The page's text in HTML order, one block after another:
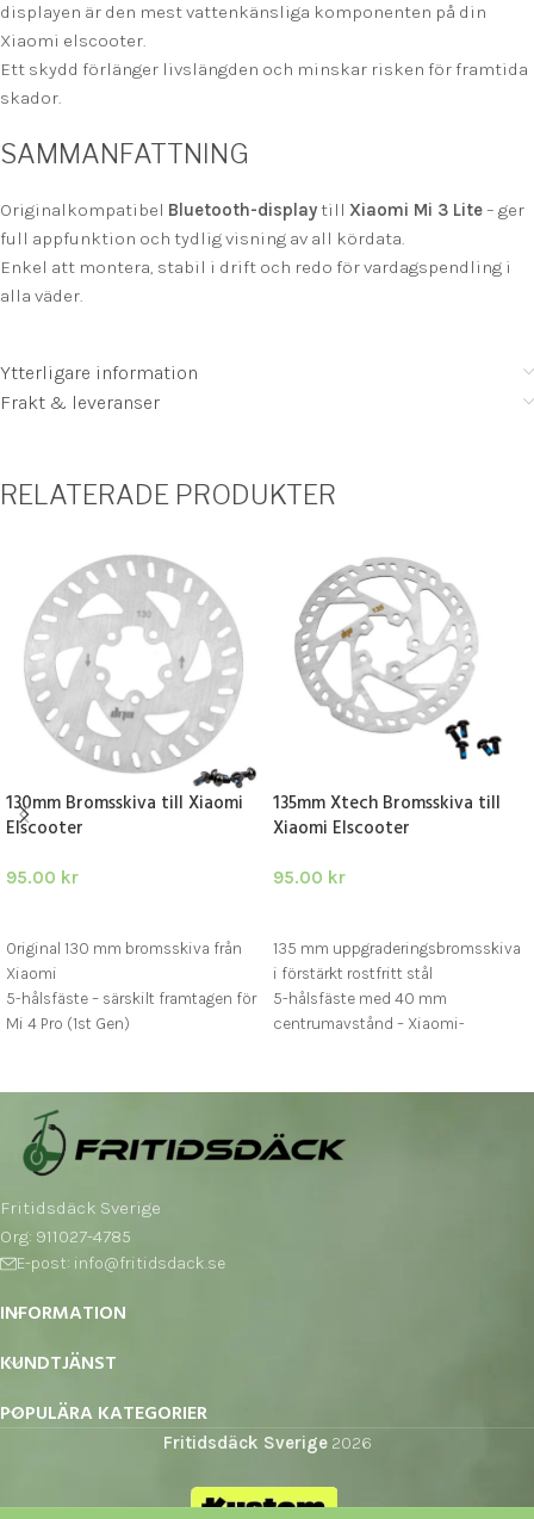
displayen är den mest vattenkänsliga komponenten på din
Xiaomi elscooter.
Ett skydd förlänger livslängden och minskar risken för framtida
skador.
SAMMANFATTNING
Originalkompatibel Bluetooth-display till Xiaomi Mi 3 Lite – ger
full appfunktion och tydlig visning av all kördata.
Enkel att montera, stabil i drift och redo för vardagspendling i
alla väder.
Ytterligare information
Frakt & leveranser
RELATERADE PRODUKTER
130mm Bromsskiva till Xiaomi
Elscooter
95.00 kr
Original 130 mm bromsskiva från
Xiaomi
5-hålsfäste – särskilt framtagen för
Mi 4 Pro (1st Gen)
135mm Xtech Bromsskiva till
Xiaomi Elscooter
95.00 kr
135 mm uppgraderingsbromsskiva
i förstärkt rostfritt stål
5-hålsfäste med 40 mm
centrumavstånd – Xiaomi-
Fritidsdäck Sverige
Org: 911027-4785
E-post: info@fritidsdack.se
INFORMATION
KUNDTJÄNST
POPULÄRA KATEGORIER
Fritidsdäck Sverige 2026